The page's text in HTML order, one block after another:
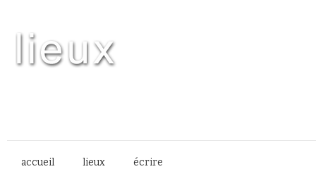
accueil lieux écrire